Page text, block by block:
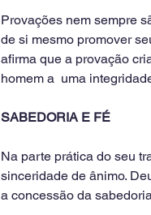
Provações nem sempre
de si mesmo promover
afirma que a provação
homem a  uma
SABEDORIA E FÉ
Na parte prática do seu
sinceridade de ânimo.
a concessão da